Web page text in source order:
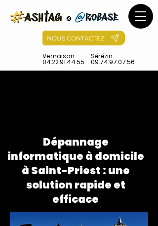
NOUS CONTACTEZ
Vernaison :
04.22.91.44.55
Sérézin :
09.74.97.07.56
Dépannage
informatique à domicile
à Saint-Priest : une
solution rapide et
efficace